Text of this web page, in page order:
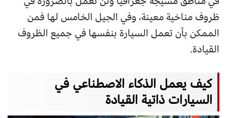
ظروف مناخية معينة، وفي الجيل الخامس لها فمن
الممكن بأن تعمل السيارة بنفسها في جميع الظروف
القيادة.
كيف يعمل الذكاء الاصطناعي في
السيارات ذاتية القيادة